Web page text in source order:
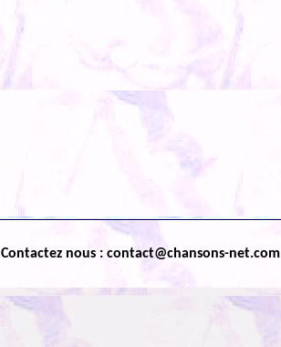
Contactez nous : contact@chansons-net.com